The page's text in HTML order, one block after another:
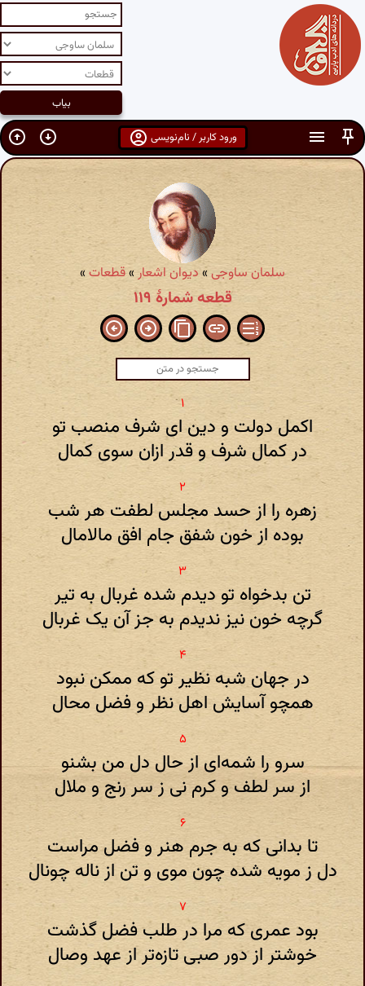
ورود کاربر / نام‌نویسی
سلمان ساوجی»دیوان اشعار »قطعات »
قطعه شمارهٔ ۱۱۹
اکمل دولت و دین ای شرف منصب تو
در کمال شرف و قدر ازان سوی کمال
زهره را از حسد مجلس لطفت هر شب
بوده از خون شفق جام افق مالامال
تن بدخواه تو دیدم شده غربال به تیر
گرچه خون نیز ندیدم به جز آن یک غربال
در جهان شبه نظیر تو که ممکن نبود
همچو آسایش اهل نظر و فضل محال
سرو را شمه‌ای از حال دل من بشنو
از سر لطف و کرم نی ز سر رنج و ملال
تا بدانی که به جرم هنر و فضل مراست
دل ز مویه شده چون موی و تن از ناله چونال
بود عمری که مرا در طلب فضل گذشت
خوشتر از دور صبی تازه‌تر از عهد وصال